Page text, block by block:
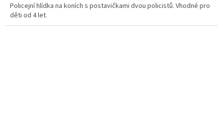
Policejní hlídka na koních s postavičkami dvou policistů. Vhodné pro
děti od 4 let.